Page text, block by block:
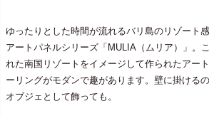
ゆったりとした時間が流れるバリ島のリゾート
アートパネルシリーズ「MULIA（ムリア）」。
れた南国リゾートをイメージして作られたアー
ーリングがモダンで趣があります。壁に掛ける
オブジェとして飾っても。